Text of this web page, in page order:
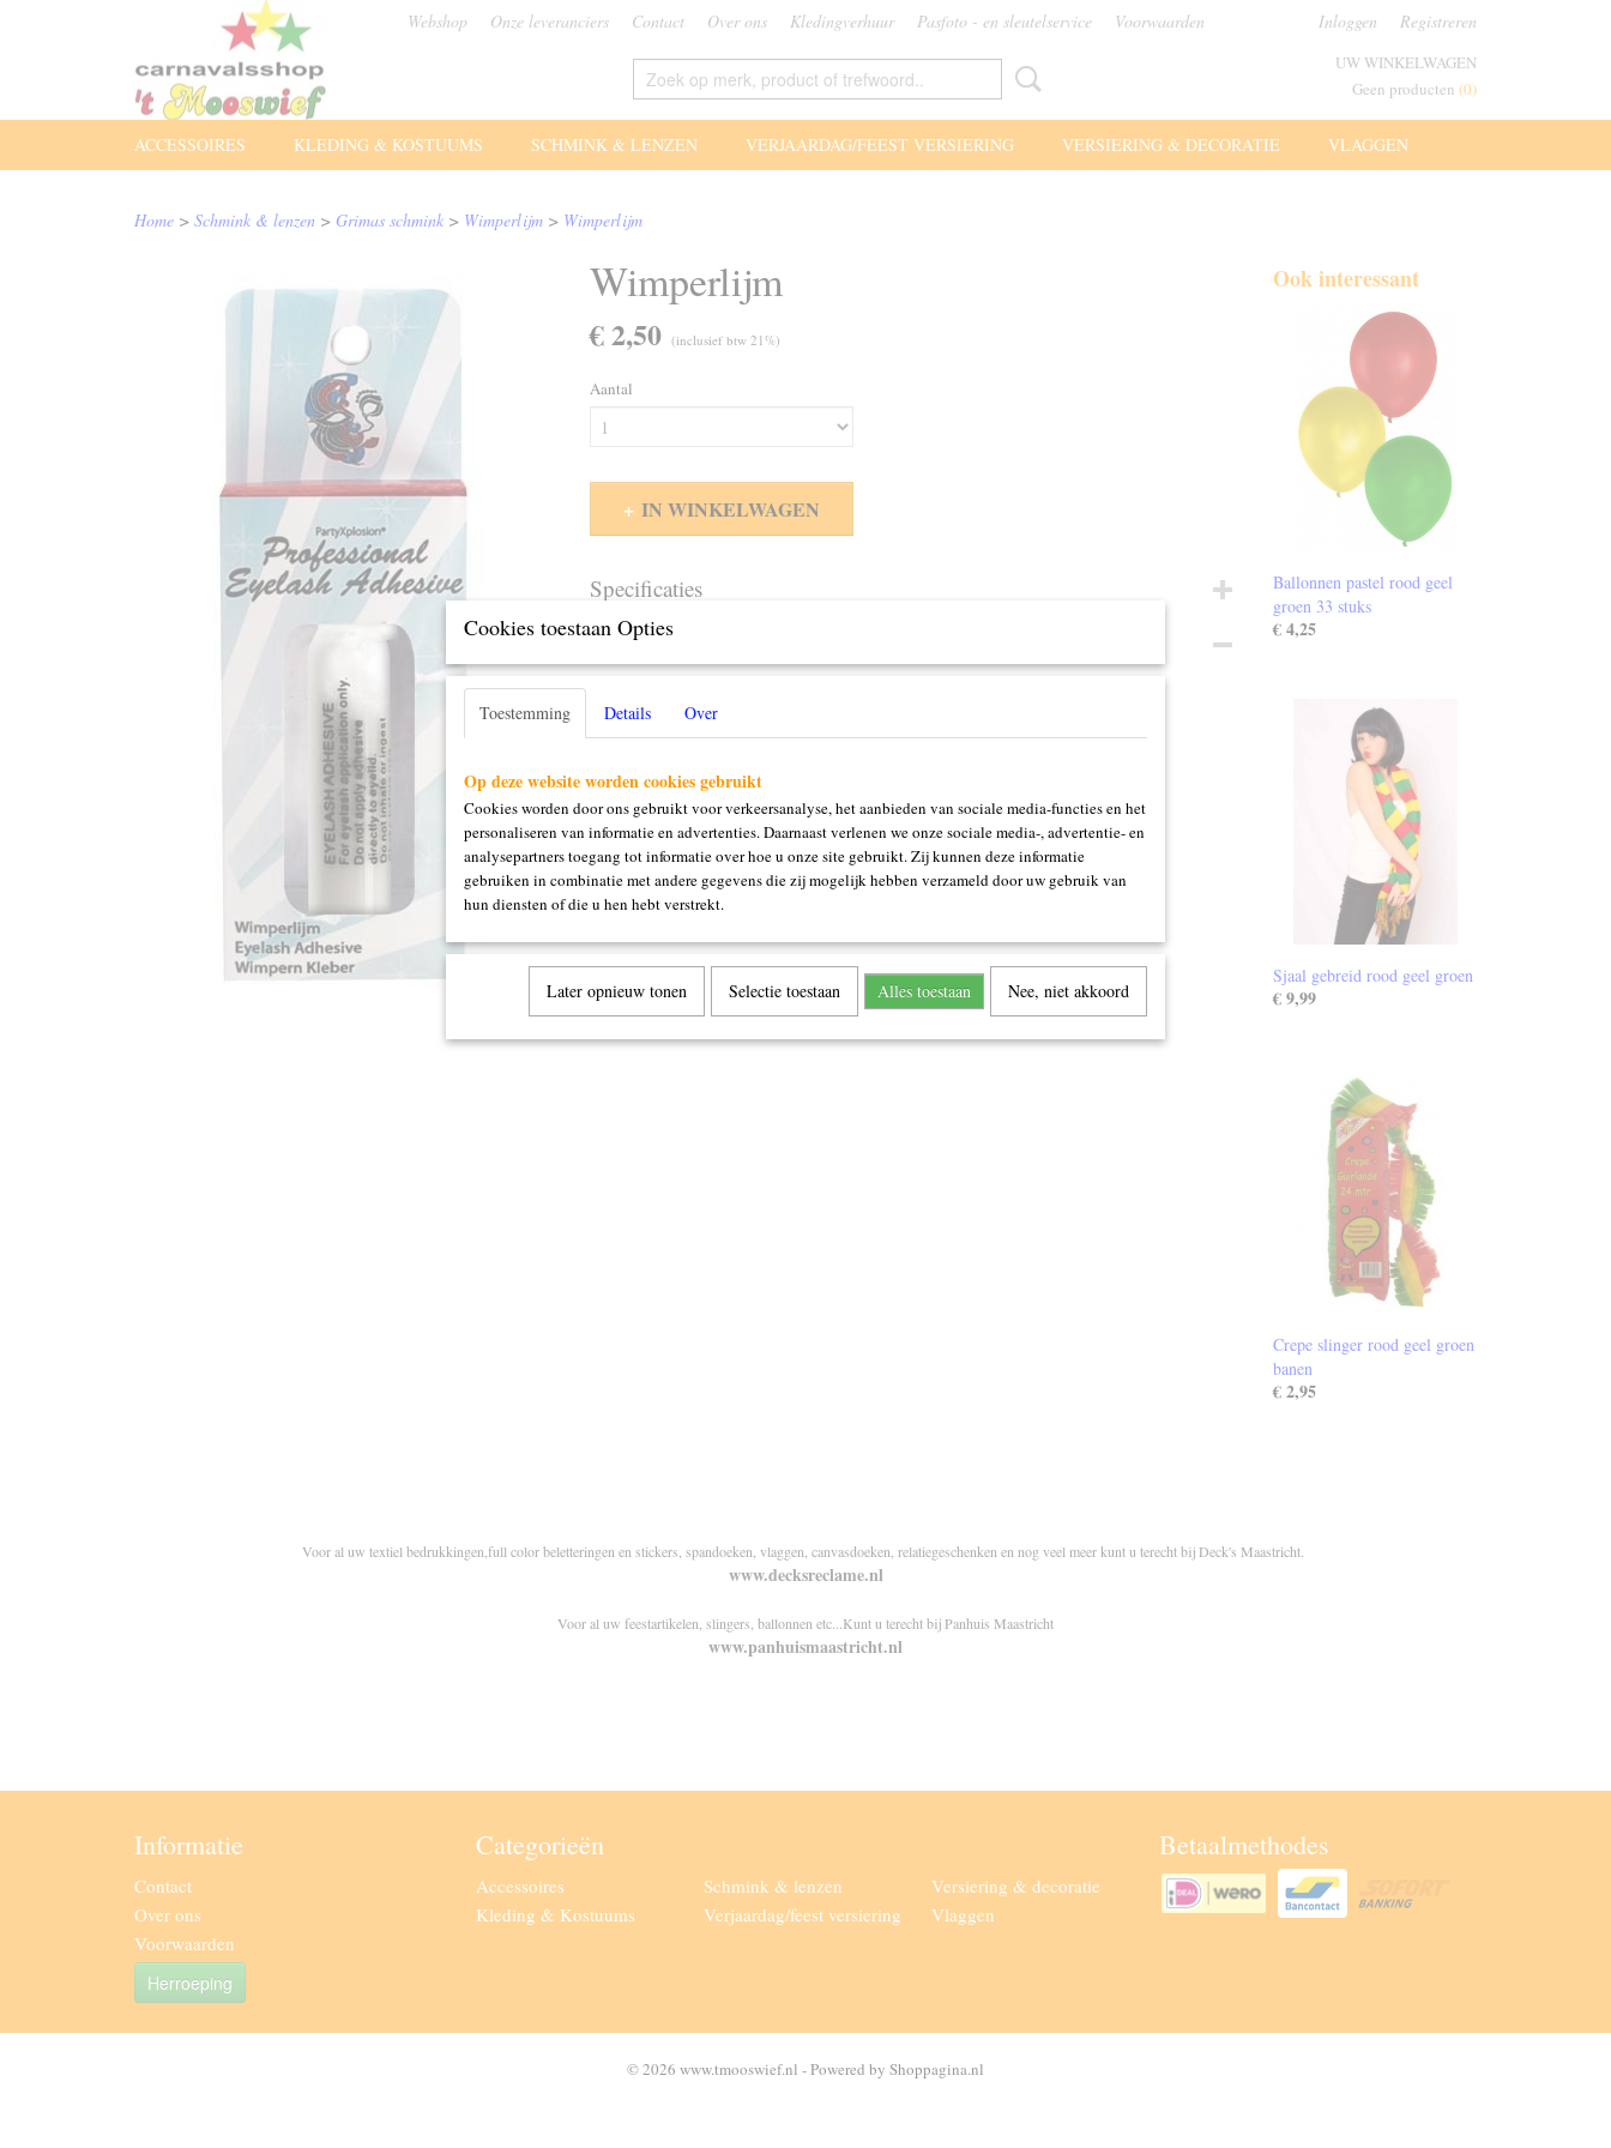
Webshop Onze leveranciers Contact Over ons Kledingverhuur Pasfoto - en sleutelservice Voorwaarden Inloggen Registreren
UW WINKELWAGEN
Geen producten (0)
ACCESSOIRES KLEDING & KOSTUUMS SCHMINK & LENZEN VERJAARDAG/FEEST VERSIERING VERSIERING & DECORATIE VLAGGEN
Home > Schmink & lenzen > Grimas schmink > Wimperlijm > Wimperlijm
Wimperlijm
€ 2,50 (inclusief btw 21%)
Aantal
IN WINKELWAGEN
Specificaties
Productcode
Omschrijving
Ook interessant
Ballonnen pastel rood geel
groen 33 stuks
€ 4,25
Sjaal gebreid rood geel groen
€ 9,99
Crepe slinger rood geel groen
banen
€ 2,95
Voor al uw textiel bedrukkingen,full color beletteringen en stickers, spandoeken, vlaggen, canvasdoeken, relatiegeschenken en nog veel meer kunt u terecht bij Deck's Maastricht.
www.decksreclame.nl
Voor al uw feestartikelen, slingers, ballonnen etc...Kunt u terecht bij Panhuis Maastricht
www.panhuismaastricht.nl
Informatie
Contact
Over ons
Voorwaarden
Herroeping
Categorieën
Accessoires
Kleding & Kostuums
Schmink & lenzen
Verjaardag/feest versiering
Versiering & decoratie
Vlaggen
Betaalmethodes
© 2026 www.tmooswief.nl - Powered by Shoppagina.nl
Cookies toestaan Opties
Toestemming Details Over
Op deze website worden cookies gebruikt
Cookies worden door ons gebruikt voor verkeersanalyse, het aanbieden van sociale media-functies en het
personaliseren van informatie en advertenties. Daarnaast verlenen we onze sociale media-, advertentie- en
analysepartners toegang tot informatie over hoe u onze site gebruikt. Zij kunnen deze informatie
gebruiken in combinatie met andere gegevens die zij mogelijk hebben verzameld door uw gebruik van
hun diensten of die u hen hebt verstrekt.
Later opnieuw tonen Selectie toestaan Alles toestaan Nee, niet akkoord